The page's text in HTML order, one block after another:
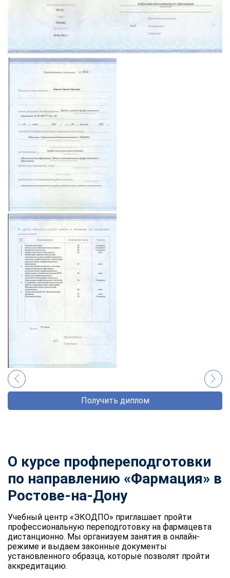
Получить диплом
О курсе профпереподготовки
по направлению «Фармация» в
Ростове-на-Дону
Учебный центр «ЭКОДПО» приглашает пройти
профессиональную переподготовку на фармацевта
дистанционно. Мы организуем занятия в онлайн-
режиме и выдаем законные документы
установленного образца, которые позволят пройти
аккредитацию.